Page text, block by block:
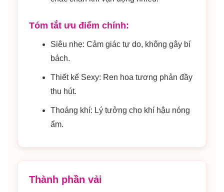
Tóm tắt ưu điểm chính:
Siêu nhẹ: Cảm giác tự do, không gây bí
bách.
Thiết kế Sexy: Ren hoa tương phản đầy
thu hút.
Thoáng khí: Lý tưởng cho khí hậu nóng
ẩm.
Thành phần vải